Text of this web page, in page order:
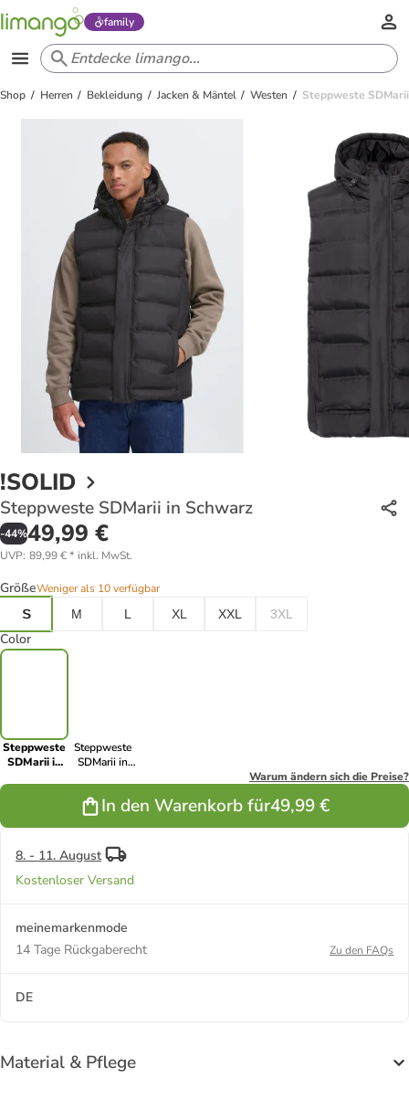
family
Shop Herren Bekleidung Jacken & Mäntel Westen Steppweste
!SOLID
Steppweste SDMarii in Schwarz
-44%49,99 €
UVP: 89,99 €* inkl. MwSt.
GrößeWeniger als 10 verfügbar
S
M L XL XXL 3XL
Color
Steppweste
SDMarii in
Steppweste
SDMarii in
Warum ändern sich die Preise?
In den Warenkorb für49,99 €
8. - 11. August
Kostenloser Versand
meinemarkenmode
14 Tage Rückgaberecht
Zu den FAQs
DE
Material & Pflege